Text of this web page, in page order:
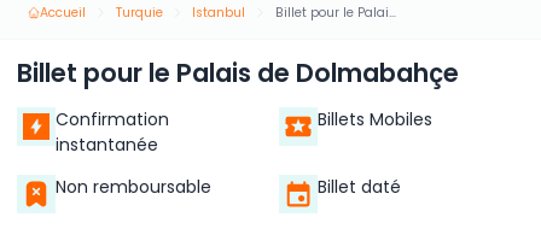
Accueil Turquie Istanbul Billet pour le Palais de Dolmabahçe
Billet pour le Palais de Dolmabahçe
Confirmation
instantanée
Billets Mobiles
Non remboursable Billet daté